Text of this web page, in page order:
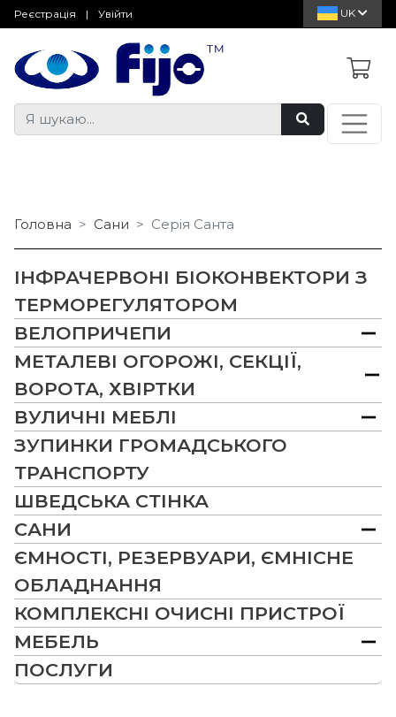
Реєстрація | Увійти UK
Головна Сани Серія Санта
ІНФРАЧЕРВОНІ БІОКОНВЕКТОРИ З
ТЕРМОРЕГУЛЯТОРОМ
ВЕЛОПРИЧЕПИ
МЕТАЛЕВІ ОГОРОЖІ, СЕКЦІЇ,
ВОРОТА, ХВІРТКИ
ВУЛИЧНІ МЕБЛІ
ЗУПИНКИ ГРОМАДСЬКОГО
ТРАНСПОРТУ
ШВЕДСЬКА СТІНКА
САНИ
ЄМНОСТІ, РЕЗЕРВУАРИ, ЄМНІСНЕ
ОБЛАДНАННЯ
КОМПЛЕКСНІ ОЧИСНІ ПРИСТРОЇ
МЕБЕЛЬ
ПОСЛУГИ